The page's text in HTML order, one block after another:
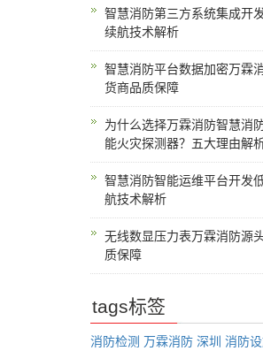
智慧消防第三方系统集成开
续航技术解析
智慧消防平台数据加密万霖
货商品质保障
为什么选择万霖消防智慧消
能火灾探测器？五大理由解
智慧消防智能运维平台开发
航技术解析
无线数显压力表万霖消防源
质保障
tags标签
消防检测 万霖消防 深圳 消防